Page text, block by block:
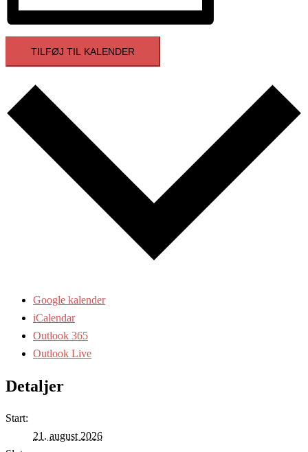
TILFØJ TIL KALENDER
Google kalender
iCalendar
Outlook 365
Outlook Live
Detaljer
Start:
21. august 2026